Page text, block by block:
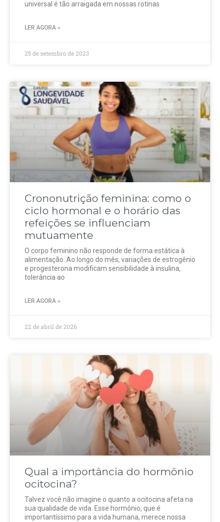
universal é tão arraigada em nossas rotinas
LER AGORA »
25 de setembro de 2023
Crononutrição feminina: como o
ciclo hormonal e o horário das
refeições se influenciam
mutuamente
O corpo feminino não responde de forma estática à
alimentação. Ao longo do mês, variações de estrogênio
e progesterona modificam sensibilidade à insulina,
tolerância ao
LER AGORA »
22 de abril de 2026
Qual a importância do hormônio
ocitocina?
Talvez você não imagine o quanto a ocitocina afeta na
sua qualidade de vida. Esse hormônio, que é
importantíssimo para a vida humana, merece nossa